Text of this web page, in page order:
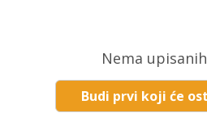
Nema
Budi prvi koji će